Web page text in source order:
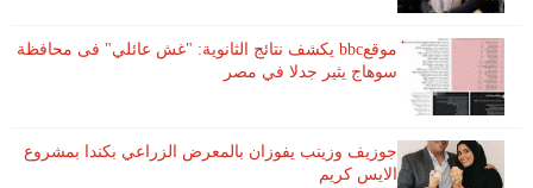
موقعbbc يكشف نتائج الثانوية: "غش عائلي" فى محافظة
سوهاج يثير جدلا في مصر
جوزيف وزينب يفوزان بالمعرض الزراعي بكندا بمشروع
الايس كريم